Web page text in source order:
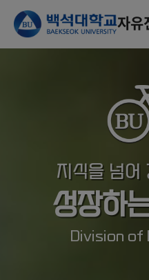
자유
지식을 넘어
성장하
Division of